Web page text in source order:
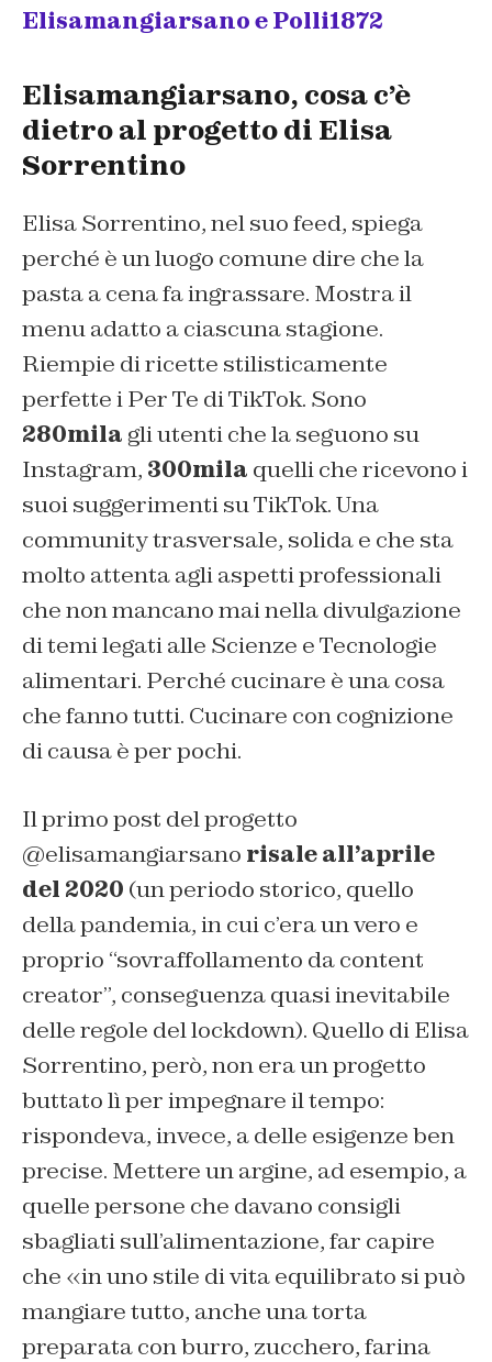
Elisamangiarsano e Polli1872
Elisamangiarsano, cosa c’è
dietro al progetto di Elisa
Sorrentino
Elisa Sorrentino, nel suo feed, spiega
perché è un luogo comune dire che la
pasta a cena fa ingrassare. Mostra il
menu adatto a ciascuna stagione.
Riempie di ricette stilisticamente
perfette iPer Te di TikTok. Sono
280mila gli utenti che la seguono su
Instagram, 300mila quelli che ricevono i
suoi suggerimenti su TikTok. Una
community trasversale, solida e che sta
molto attenta agli aspetti professionali
che non mancano mai nella divulgazione
di temi legati alle Scienze e Tecnologie
alimentari. Perché cucinare è una cosa
che fanno tutti. Cucinare con cognizione
di causa è per pochi.
Il primo post del progetto
@elisamangiarsano risale all’aprile
del 2020 (un periodo storico, quello
della pandemia, in cui c’era un vero e
proprio “sovraffollamento da content
creator”, conseguenza quasi inevitabile
delle regole del lockdown). Quello di Elisa
Sorrentino, però, non era un progetto
buttato lì per impegnare il tempo:
rispondeva, invece, a delle esigenze ben
precise. Mettere un argine, ad esempio, a
quelle persone che davano consigli
sbagliati sull’alimentazione, far capire
che «in uno stile di vita equilibrato si può
mangiare tutto, anche una torta
preparata con burro, zucchero, farina